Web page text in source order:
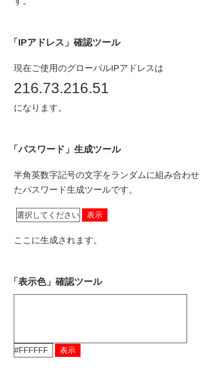
「IPアドレス」確認ツール
現在ご使用のグローバルIPアドレスは
216.73.216.51
になります。
「パスワード」生成ツール
半角英数字記号の文字をランダムに組み合わせ
たパスワード生成ツールです。
表示
ここに生成されます。
「表示色」確認ツール
表示